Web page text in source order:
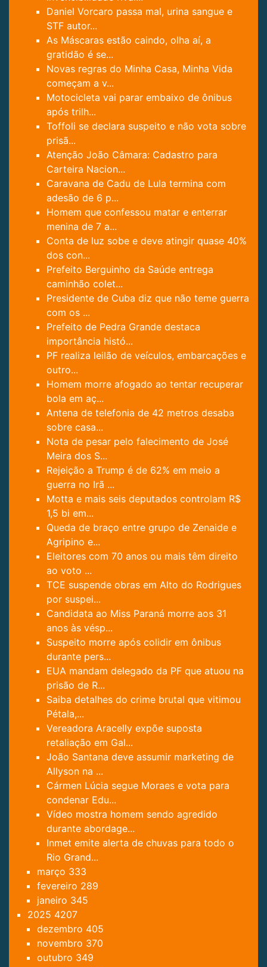
Daniel Vorcaro passa mal, urina sangue e
STF autor...
As Máscaras estão caindo, olha aí, a
gratidão é se...
Novas regras do Minha Casa, Minha Vida
começam a v...
Motocicleta vai parar embaixo de ônibus
após trilh...
Toffoli se declara suspeito e não vota sobre
prisã...
Atenção João Câmara: Cadastro para
Carteira Nacion...
Caravana de Cadu de Lula termina com
adesão de 6 p...
Homem que confessou matar e enterrar
menina de 7 a...
Conta de luz sobe e deve atingir quase 40%
dos con...
Prefeito Berguinho da Saúde entrega
caminhão colet...
Presidente de Cuba diz que não teme guerra
com os ...
Prefeito de Pedra Grande destaca
importância histó...
PF realiza leilão de veículos, embarcações e
outro...
Homem morre afogado ao tentar recuperar
bola em aç...
Antena de telefonia de 42 metros desaba
sobre casa...
Nota de pesar pelo falecimento de José
Meira dos S...
Rejeição a Trump é de 62% em meio a
guerra no Irã ...
Motta e mais seis deputados controlam R$
1,5 bi em...
Queda de braço entre grupo de Zenaide e
Agripino e...
Eleitores com 70 anos ou mais têm direito
ao voto ...
TCE suspende obras em Alto do Rodrigues
por suspei...
Candidata ao Miss Paraná morre aos 31
anos às vésp...
Suspeito morre após colidir em ônibus
durante pers...
EUA mandam delegado da PF que atuou na
prisão de R...
Saiba detalhes do crime brutal que vitimou
Pétala,...
Vereadora Aracelly expõe suposta
retaliação em Gal...
João Santana deve assumir marketing de
Allyson na ...
Cármen Lúcia segue Moraes e vota para
condenar Edu...
Vídeo mostra homem sendo agredido
durante abordage...
Inmet emite alerta de chuvas para todo o
Rio Grand...
março 333
fevereiro 289
janeiro 345
2025 4207
dezembro 405
novembro 370
outubro 349